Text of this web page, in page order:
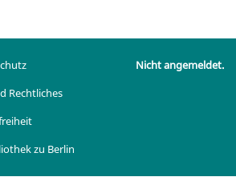
Rechtliches
zu Berlin
Nicht angemeldet.